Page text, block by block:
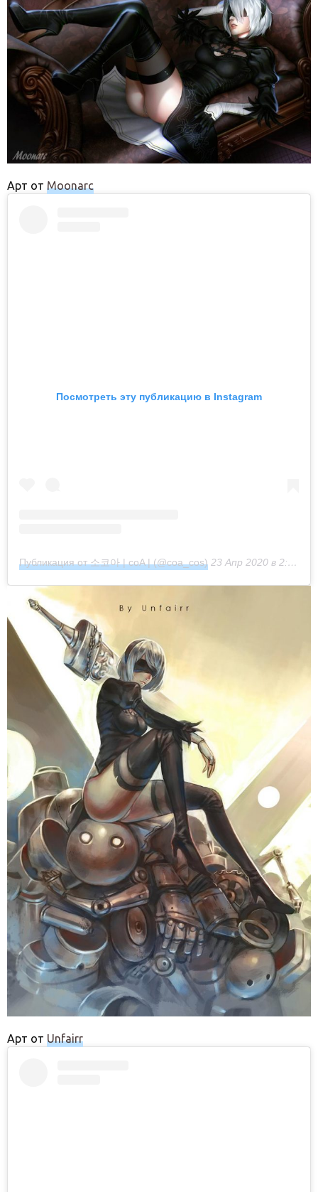
Арт от Moonarc
Посмотреть эту публикацию в Instagram
Публикация от 소코아 | coA | (@coa_cos) 23 Апр 2020 в 2:17 PDT
Арт от Unfairr